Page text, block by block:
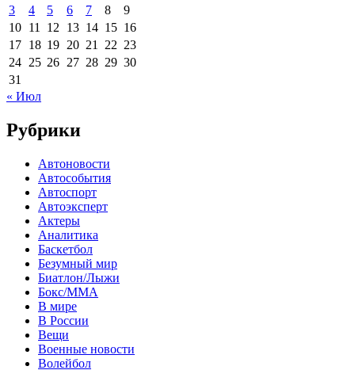
3
4 5 6 7 8
9
10 11 12 13 14 15 16
17 18 19 20 21 22 23
24 25 26 27 28 29 30
31
« Июл
Рубрики
Автоновости
Автособытия
Автоспорт
Автоэксперт
Актеры
Аналитика
Баскетбол
Безумный мир
Биатлон/Лыжи
Бокс/MMA
В мире
В России
Вещи
Военные новости
Волейбол